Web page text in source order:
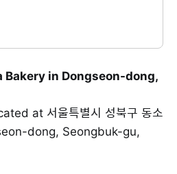
Bakery in Dongseon-dong,
at 서울특별시 성북구 동소
dong, Seongbuk-gu,